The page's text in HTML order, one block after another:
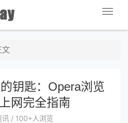
文
钥匙：Opera浏览
网完全指南
讯 / 100+人浏览